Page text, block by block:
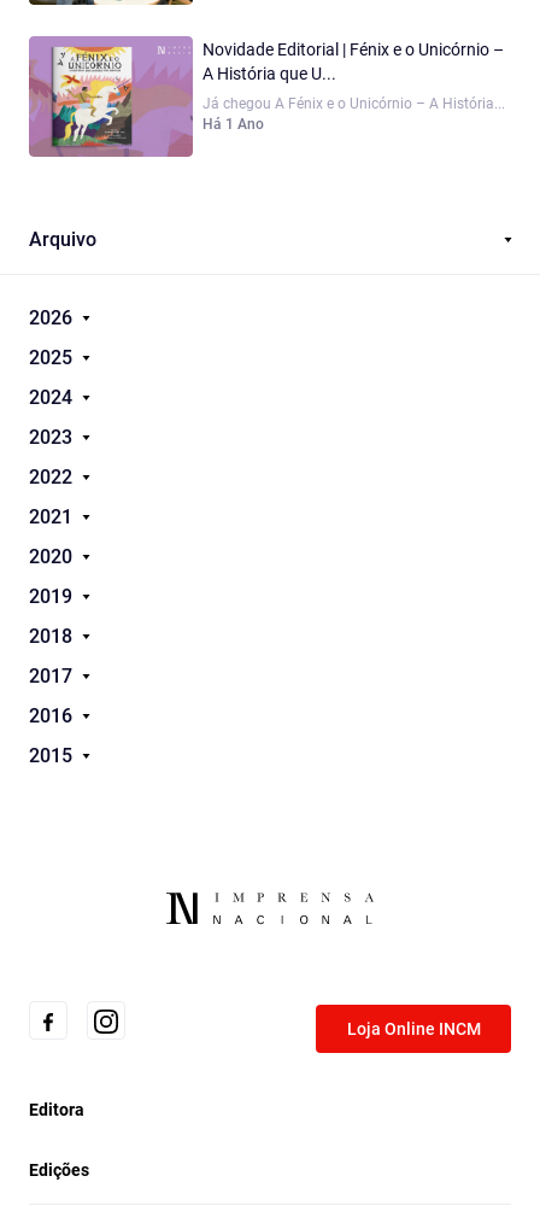
Novidade Editorial | Fénix e o Unicórnio –
A História que U...
Já chegou A Fénix e o Unicórnio – A História...
Há 1 Ano
Arquivo
2026
2025
2024
2023
2022
2021
2020
2019
2018
2017
2016
2015
Loja Online INCM
Editora
Edições